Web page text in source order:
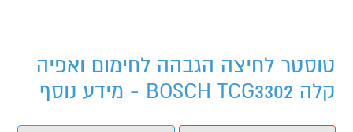
טוסטר לחיצה הגבהה לחימום ואפיה
קלה BOSCH TCG3302 - מידע נוסף